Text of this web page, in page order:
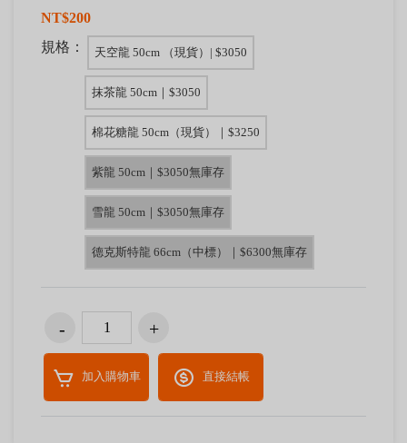
NT$200
規格：
天空龍 50cm （現貨）| $3050
抹茶龍 50cm｜$3050
棉花糖龍 50cm（現貨）｜$3250
紫龍 50cm｜$3050無庫存
雪龍 50cm｜$3050無庫存
德克斯特龍 66cm（中標）｜$6300無庫存
加入購物車 直接結帳